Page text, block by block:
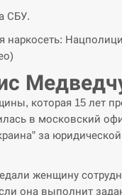
СБУ.
наркосеть:
которая 15 лет
в московский
за юридической
женщину
она выполнит